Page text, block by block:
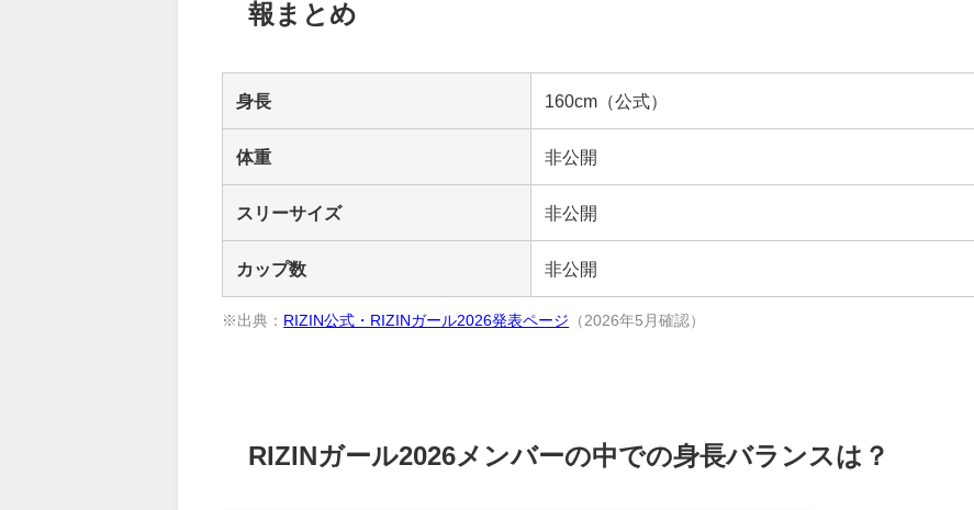
報まとめ
身長 160cm（公式）
体重 非公開
スリーサイズ 非公開
カップ数 非公開
※出典： RIZIN公式・RIZINガール2026発表ページ （2026年5月確認）
RIZINガール2026メンバーの中での身長バランスは？